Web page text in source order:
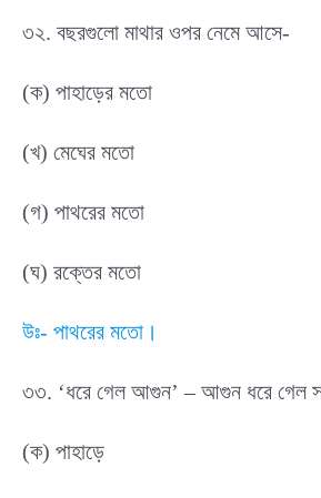
৩২. বছরগুলো মাথার ওপর নেমে আসে-
(ক) পাহাড়ের মতো
(খ) মেঘের মতো
(গ) পাথরের মতো
(ঘ) রক্তের মতো
উঃ- পাথরের মতো।
৩৩. ‘ধরে গেল আগুন’ – আগুন ধরে গেল
(ক) পাহাড়ে